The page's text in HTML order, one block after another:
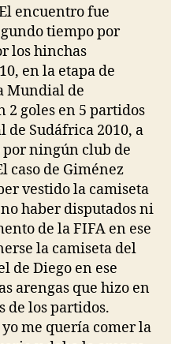
encuentro fue
tiempo por
los hinchas
en la etapa de
Mundial de
2 goles en 5 partidos
de Sudáfrica 2010, a
por ningún club de
caso de Giménez
vestido la camiseta
haber disputados ni
de la FIFA en ese
la camiseta del
de Diego en ese
arengas que hizo en
de los partidos.
yo me quería comer la